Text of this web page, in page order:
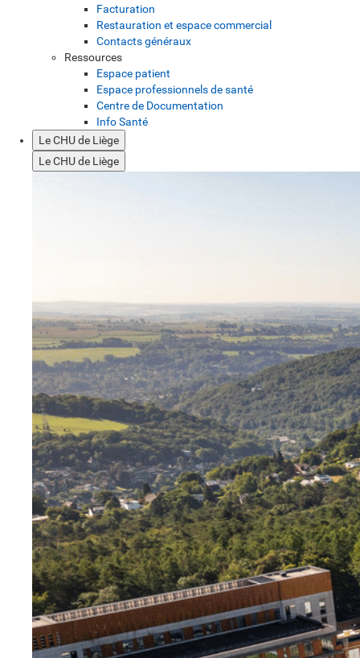
Facturation
Restauration et espace commercial
Contacts généraux
Ressources
Espace patient
Espace professionnels de santé
Centre de Documentation
Info Santé
Le CHU de Liège
Le CHU de Liège